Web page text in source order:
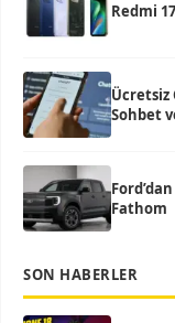
Redmi
Ücretsiz
Sohbet
Fathom
SON HABERLER